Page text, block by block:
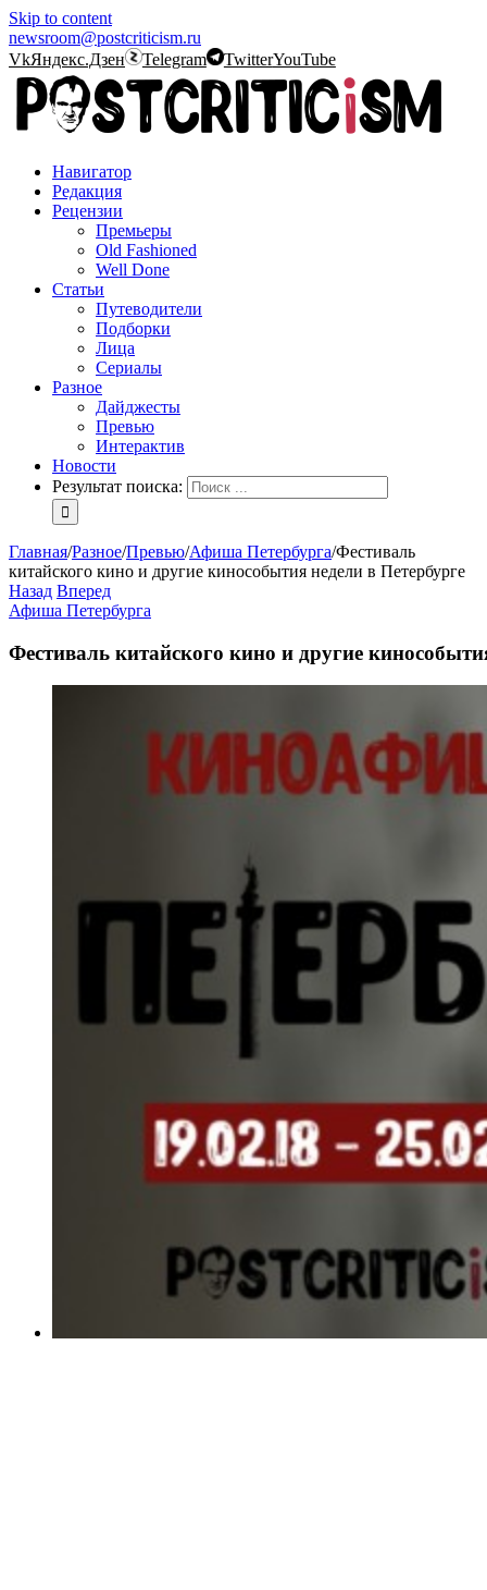
Skip to content
newsroom@postcriticism.ru
VkЯндекс.Дзен Telegram TwitterYouTube
Навигатор
Редакция
Рецензии
Премьеры
Old Fashioned
Well Done
Статьи
Путеводители
Подборки
Лица
Сериалы
Разное
Дайджесты
Превью
Интерактив
Новости
Результат поиска:
Главная/Разное/Превью/Афиша Петербурга/Фестиваль
китайского кино и другие кинособытия недели в Петербурге
Назад Вперед
Афиша Петербурга
Фестиваль китайского кино и другие